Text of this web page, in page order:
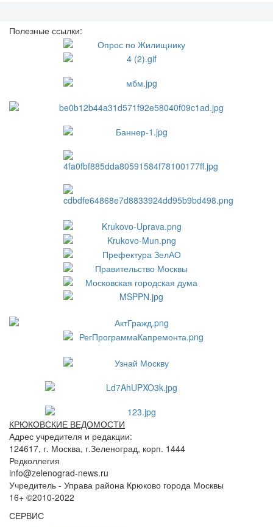
Полезные ссылки:
КРЮКОВСКИЕ ВЕДОМОСТИ
Адрес учредителя и редакции:
124617, г. Москва, г.Зеленоград, корп. 1444
Редколлегия
info@zelenograd-news.ru
Учредитель - Управа района Крюково города Москвы
16+ ©2010-2022
СЕРВИС